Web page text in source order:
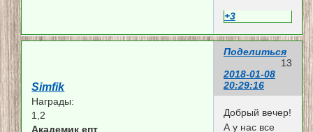
+3
Поделиться
13
2018-01-08
20:29:16
Simfik
Награды:
1,2
Академик епт
Добрый вечер!
А у нас все